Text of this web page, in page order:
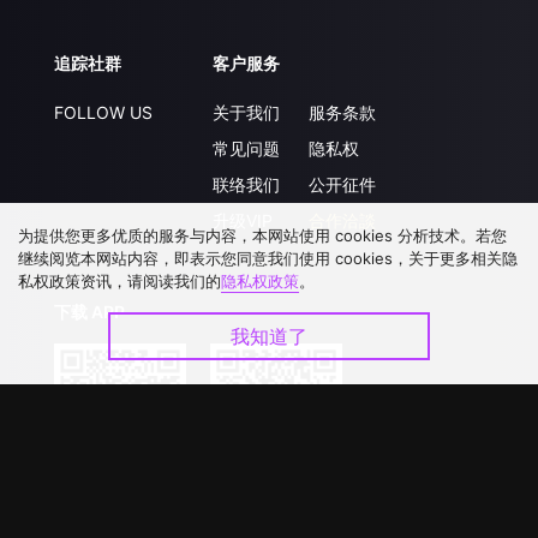
追踪社群
FOLLOW US
客户服务
关于我们
常见问题
联络我们
服务条款
隐私权
公开征件
下载 APP
为提供您更多优质的服务与内容，本网站使用 cookies 分析技术。若您
继续阅览本网站内容，即表示您同意我们使用 cookies，关于更多相关隐
私权政策资讯，请阅读我们的隐私权政策。
我知道了